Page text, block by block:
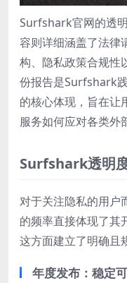
Surfshark官网的透
容则详细涵盖了法律
构、隐私政策合规性
份报告是Surfshark
的核心体现，旨在让
服务如何应对各类外
Surfshark透明
对于关注隐私的用户
的频率直接体现了
这方面建立了明确且
年度发布：稳定